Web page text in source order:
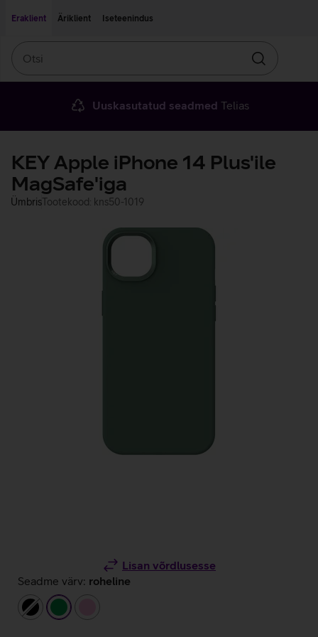
Eraklient
Äriklient Iseteenindus
Otsin
Uuskasutatud seadmed Telias
KEY Apple iPhone 14 Plus'ile
MagSafe'iga
ÜmbrisTootekood: kns50-1019
Lisan võrdlusesse
Seadme värv: roheline
must
roheline